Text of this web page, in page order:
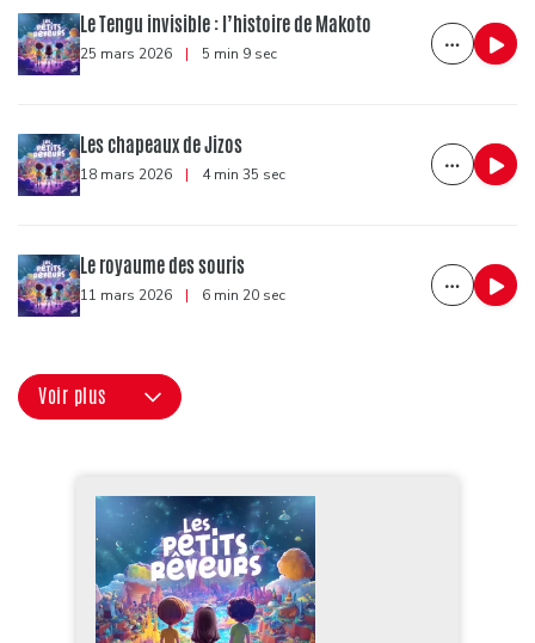
Le Tengu invisible : l’histoire de Makoto
25 mars 2026 | 5 min 9 sec
Les chapeaux de Jizos
18 mars 2026 | 4 min 35 sec
Le royaume des souris
11 mars 2026 | 6 min 20 sec
Voir plus